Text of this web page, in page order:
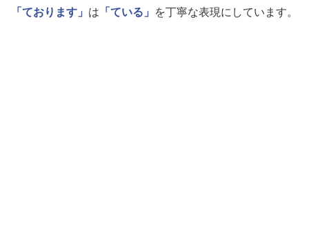
「ております」 は 「ている」 を丁寧な表現にしています。